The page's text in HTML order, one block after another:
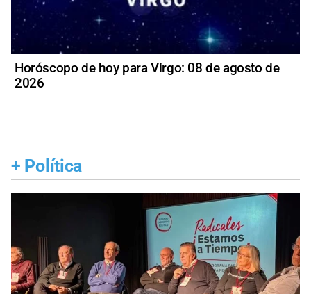
Horóscopo de hoy para Virgo: 08 de agosto de
2026
+ Política